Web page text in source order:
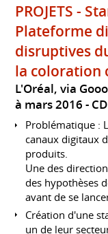
PROJETS -
Plateforme
disruptives
la coloration
L'Oréal, via
à mars 2016
Problématique :
canaux digitaux
produits.
Une des
des hypothèses
avant de se
Création d'une
un de leur